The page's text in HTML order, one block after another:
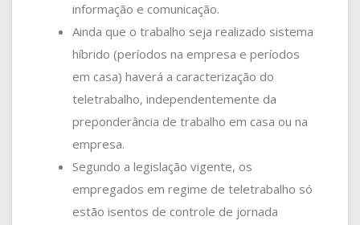
informação e comunicação.
Ainda que o trabalho seja realizado sistema
híbrido (períodos na empresa e períodos
em casa) haverá a caracterização do
teletrabalho, independentemente da
preponderância de trabalho em casa ou na
empresa.
Segundo a legislação vigente, os
empregados em regime de teletrabalho só
estão isentos de controle de jornada